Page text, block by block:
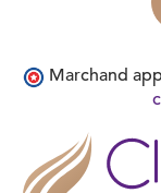
Marchand